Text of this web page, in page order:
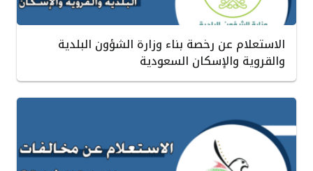
الاستعلام عن رخصة بناء وزارة الشؤون البلدية
والقروية والإسكان السعودية